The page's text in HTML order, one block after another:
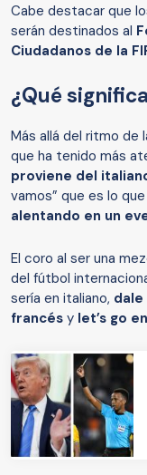
Cabe destacar que
serán destinados al
Ciudadanos de la
¿Qué
Más allá del ritmo de
que ha tenido más
proviene del
vamos” que es lo
alentando en un
El coro al ser una
del fútbol
sería en italiano, dale
francés y let’s go